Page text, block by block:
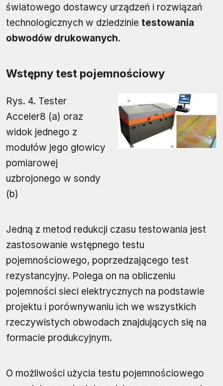
światowego dostawcy urządzeń i rozwiązań
technologicznych w dziedzinie testowania
obwodów drukowanych.
Wstępny test pojemnościowy
Rys. 4. Tester
Acceler8 (a) oraz
widok jednego z
modułów jego głowicy
pomiarowej
uzbrojonego w sondy
(b)
Jedną z metod redukcji czasu testowania jest
zastosowanie wstępnego testu
pojemnościowego, poprzedzającego test
rezystancyjny. Polega on na obliczeniu
pojemności sieci elektrycznych na podstawie
projektu i porównywaniu ich we wszystkich
rzeczywistych obwodach znajdujących się na
formacie produkcyjnym.
O możliwości użycia testu pojemnościowego